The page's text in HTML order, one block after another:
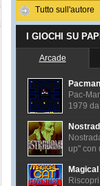
Tutto sull'autore
I GIOCHI SU
Arcade
Pacman
Pac-
1979
up" con